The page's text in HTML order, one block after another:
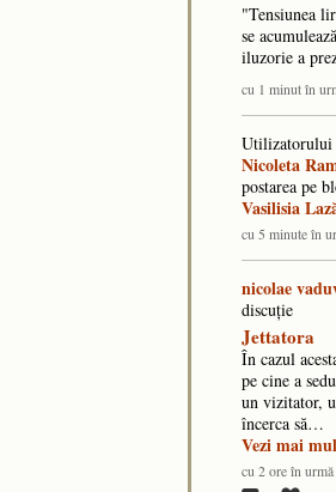
"​Tensiunea
se
iluzorie a
cu 1 minut în
Utilizatorului
Nicoleta
postarea pe
Vasilisia
cu 5 minute în
nicolae
discuţie
Jettatora
În cazul
pe cine a
un vizitator,
încerca să…
Vezi mai
cu 2 ore în urmă